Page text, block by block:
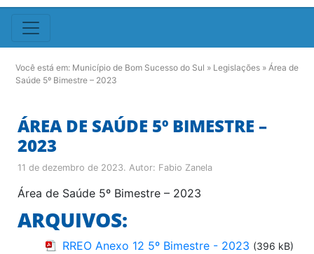
Você está em: Município de Bom Sucesso do Sul » Legislações » Área de
Saúde 5º Bimestre – 2023
ÁREA DE SAÚDE 5º BIMESTRE –
2023
11 de dezembro de 2023. Autor: Fabio Zanela
Área de Saúde 5º Bimestre – 2023
ARQUIVOS:
RREO Anexo 12 5º Bimestre - 2023 (396 kB)